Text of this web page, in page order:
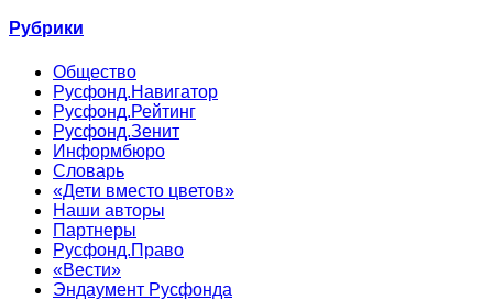
Рубрики
Общество
Русфонд.Навигатор
Русфонд.Рейтинг
Русфонд.Зенит
Информбюро
Словарь
«Дети вместо цветов»
Наши авторы
Партнеры
Русфонд.Право
«Вести»
Эндаумент Русфонда